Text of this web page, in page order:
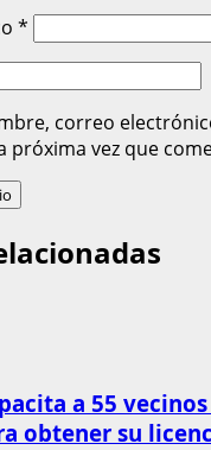
*
correo
próxima vez que
a 55
obtener su